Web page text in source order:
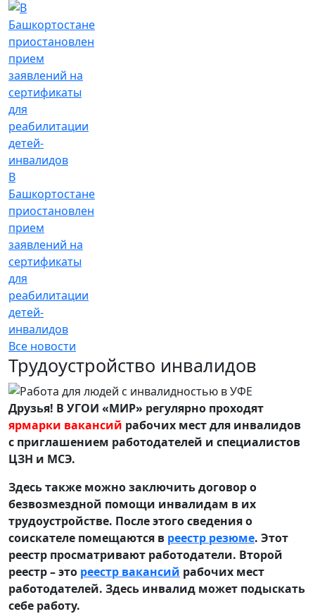
В
Башкортостане
приостановлен
прием
заявлений на
сертификаты
для
реабилитации
детей-
инвалидов
Все новости
Трудоустройство инвалидов
Друзья! В УГОИ «МИР» регулярно проходят
ярмарки вакансий рабочих мест для инвалидов
с приглашением работодателей и специалистов
ЦЗН и МСЭ.
Здесь также можно заключить договор о
безвозмездной помощи инвалидам в их
трудоустройстве. После этого сведения о
соискателе помещаются в реестр резюме. Этот
реестр просматривают работодатели. Второй
реестр – это реестр вакансий рабочих мест
работодателей. Здесь инвалид может подыскать
себе работу.